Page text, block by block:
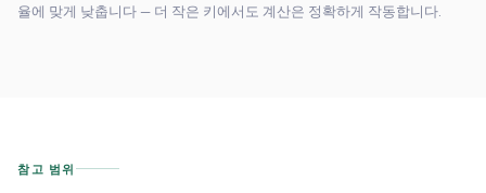
율에 맞게 낮춥니다 — 더 작은 키에서도 계산은 정확하게 작동합니다.
참고 범위